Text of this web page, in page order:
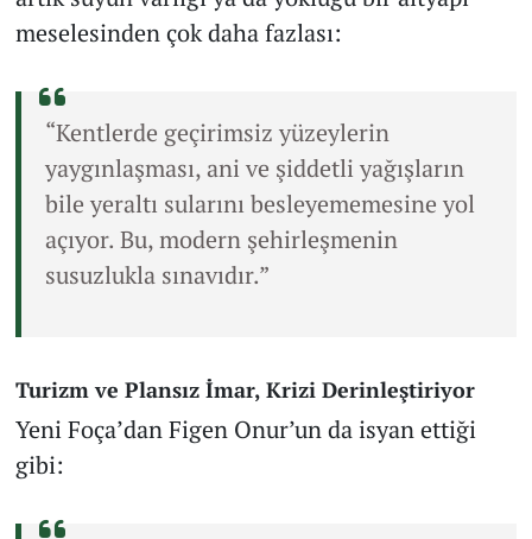
meselesinden çok daha fazlası:
“Kentlerde geçirimsiz yüzeylerin
yaygınlaşması, ani ve şiddetli yağışların
bile yeraltı sularını besleyememesine yol
açıyor. Bu, modern şehirleşmenin
susuzlukla sınavıdır.”
Turizm ve Plansız İmar, Krizi Derinleştiriyor
Yeni Foça’dan Figen Onur’un da isyan ettiği
gibi: